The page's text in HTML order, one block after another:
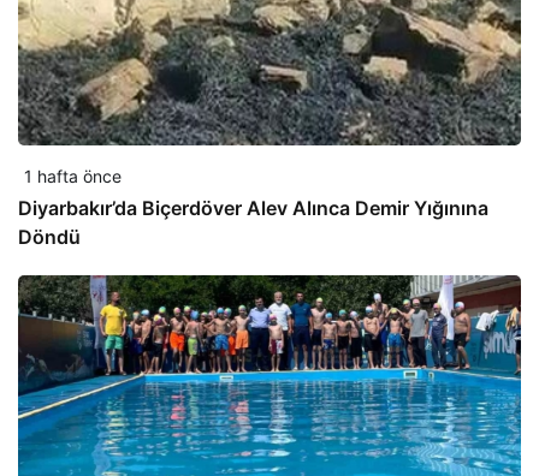
1 hafta önce
Diyarbakır’da Biçerdöver Alev Alınca Demir Yığınına
Döndü